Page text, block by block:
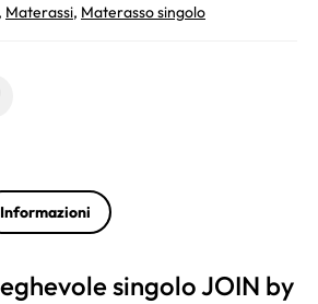
, Materassi, Materasso singolo
Informazioni
singolo JOIN by